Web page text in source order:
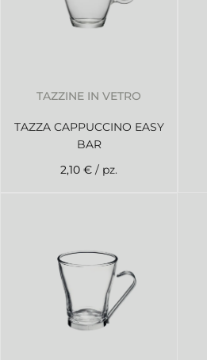
TAZZINE IN VETRO
TAZZA CAPPUCCINO EASY
BAR
2,10 € / pz.